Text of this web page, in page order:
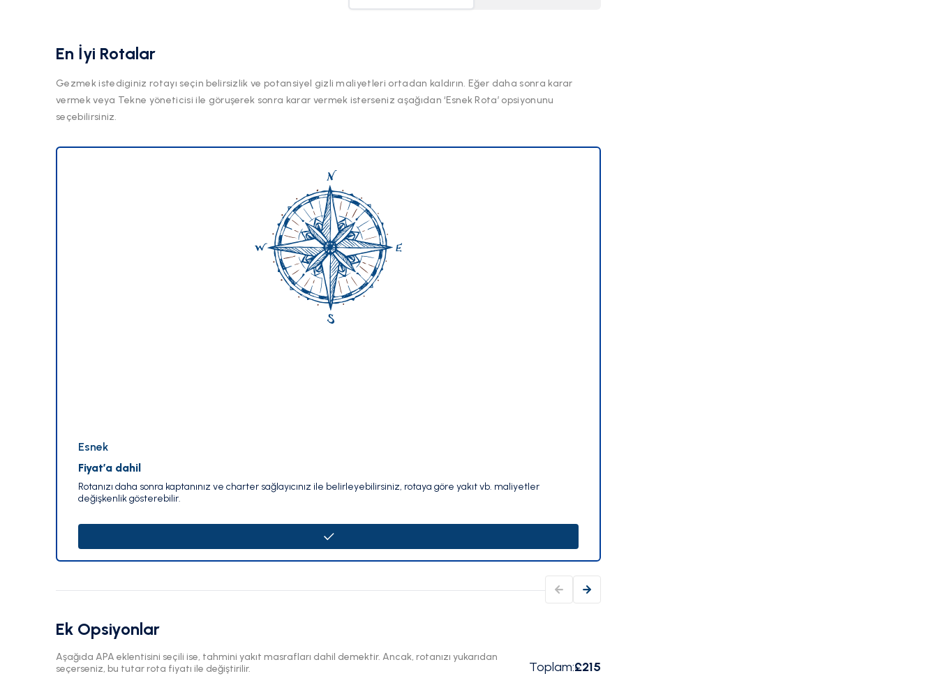
En İyi Rotalar
Gezmek istediginiz rotayı seçin belirsizlik ve potansiyel gizli maliyetleri ortadan kaldırın. Eğer daha sonra karar
vermek veya Tekne yöneticisi ile göruşerek sonra karar vermek isterseniz aşağıdan ‘Esnek Rota’ opsiyonunu
seçebilirsiniz.
Esnek
Fiyat’a dahil
Rotanızı daha sonra kaptanınız ve charter sağlayıcınız ile belirleyebilirsiniz, rotaya göre yakıt vb. maliyetler
değişkenlik gösterebilir.
Ek Opsiyonlar
Aşağıda APA eklentisini seçili ise, tahmini yakıt masrafları dahil demektir. Ancak, rotanızı yukarıdan
seçerseniz, bu tutar rota fiyatı ile değiştirilir.
Toplam:£215